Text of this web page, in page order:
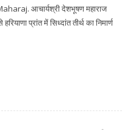
आचार्यश्री देशभूषण महाराज
प्रांत में सिध्दांत तीर्थ का निमार्ण